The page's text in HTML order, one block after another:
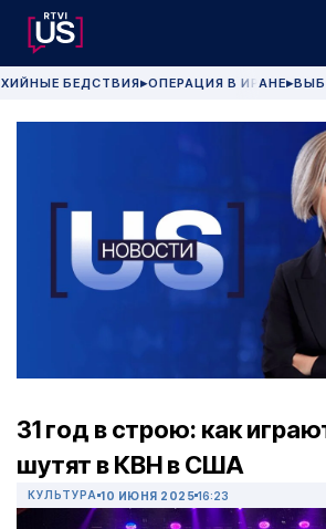
БЕДСТВИЯ▶ОПЕРАЦИЯ В ИРАНЕ▶
31 год в строю: как
шутят в КВН в США
КУЛЬТУРА 10 ИЮНЯ 2025 16:23